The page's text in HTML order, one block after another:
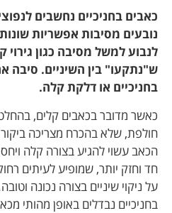
כאבים בחניכיים נחשבים
נובעים מסיבות אפשריות
לנבוע למשל מסיבה כגון גירוי
ש"נתקעו" בין השיניים. סיבה
בחניכיים או דלקת קלה.
כאשר מדובר בכאבים קלים,
חולפת, שלא בהכרח מצריכה
הכאב עשוי להגיע בצורה קלה
חד וחזק יותר, שמופיע לעיתים
על ניקוי שיניים בצורה נכונה
בחניכיים נבדלים באופן מהותי